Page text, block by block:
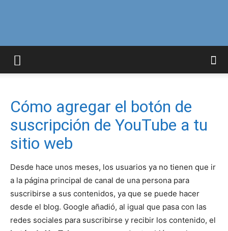
Curiosidades
Mundo
Cómo agregar el botón de
suscripción de YouTube a tu
sitio web
Desde hace unos meses, los usuarios ya no tienen que ir
a la página principal de canal de una persona para
suscribirse a sus contenidos, ya que se puede hacer
desde el blog. Google añadió, al igual que pasa con las
redes sociales para suscribirse y recibir los contenido, el